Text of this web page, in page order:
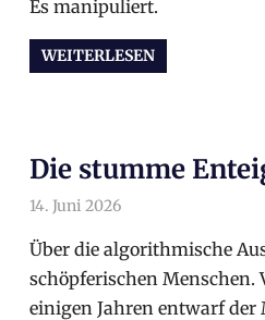
Es manipuliert.
WEITERLESEN
Die stumme
14. Juni 2026
Über die algorithmische
schöpferischen Menschen.
einigen Jahren entwarf